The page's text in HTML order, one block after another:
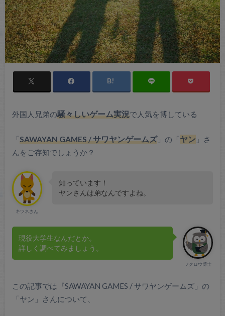
外国人兄弟の騒々しいゲーム実況で人気を博している
「SAWAYAN GAMES / サワヤンゲームズ」の「ヤン 」さ
んをご存知でしょうか？
キツネさん
知っています！
ヤンさんは弟なんですよね。
フクロウ博士
現役大学生なんだとか。
詳しく調べてみましょう。
この記事では『SAWAYAN GAMES / サワヤンゲームズ」の
「ヤン」さんについて、